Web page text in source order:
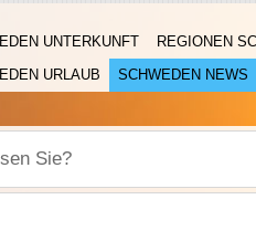
UNTERKUNFT REGIONEN
URLAUB
SCHWEDEN NEWS
Sie?